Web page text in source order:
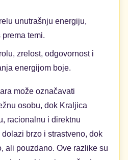
unutrašnju energiju,
temi.
zrelost, odgovornost i
energijom boje.
može označavati
osobu, dok Kraljica
racionalnu i direktnu
brzo i strastveno, dok
ali pouzdano. Ove razlike su